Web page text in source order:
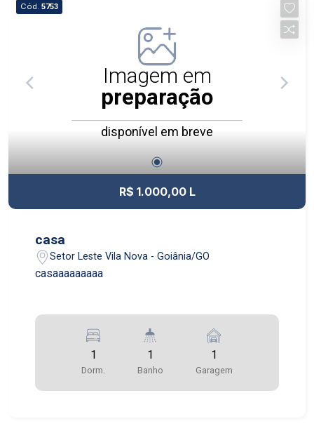
Cód. 5753
Imagem em
preparação
disponível em breve
R$ 1.000,00 L
casa
Setor Leste Vila Nova - Goiânia/GO
casaaaaaaaaa
1
Dorm.
1
Banho
1
Garagem